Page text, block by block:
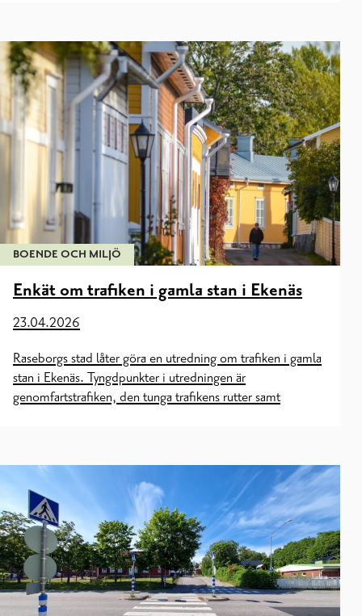
BOENDE OCH MILJÖ
Enkät om trafiken i gamla stan i Ekenäs
23.04.2026
Raseborgs stad låter göra en utredning om trafiken i gamla
stan i Ekenäs. Tyngdpunkter i utredningen är
genomfartstrafiken, den tunga trafikens rutter samt